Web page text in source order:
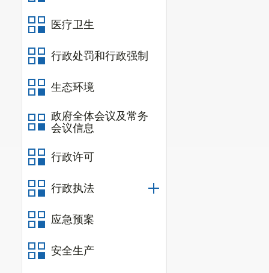
医疗卫生
行政处罚和行政强制
生态环境
政府全体会议及常务
会议信息
行政许可
行政执法
应急预案
安全生产